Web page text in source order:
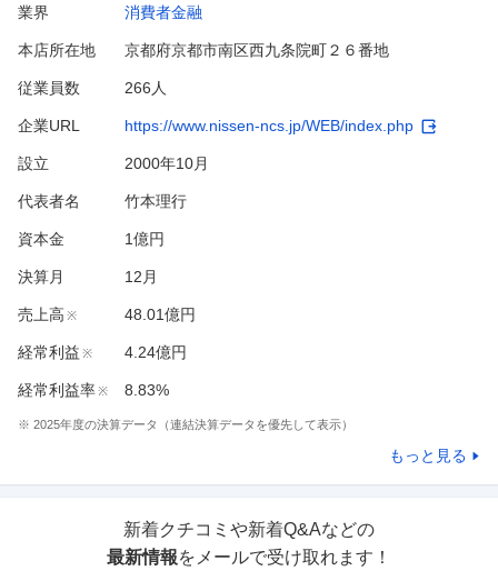
業界 消費者金融
本店所在地 京都府京都市南区西九条院町２６番地
従業員数 266人
企業URL https://www.nissen-ncs.jp/WEB/index.php
設立 2000年10月
代表者名 竹本理行
資本金 1億円
決算月 12 月
売上高 ※ 48.01億円
経常利益 ※ 4.24億円
経常利益率※ 8.83%
※ 2025年度の決算データ（連結決算データを優先して表示）
もっと見る
新着クチコミや新着Q&Aなどの
最新情報をメールで受け取れます！